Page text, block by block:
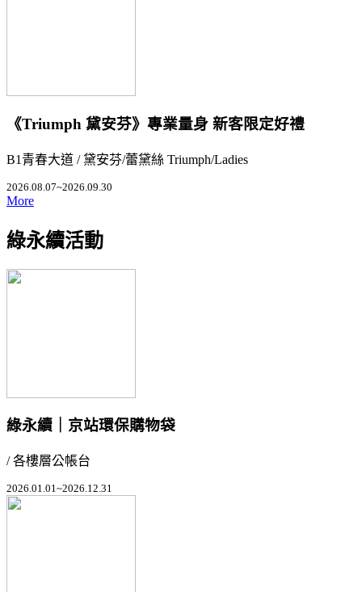
《Triumph 黛安芬》專業量身 新客限定好禮
B1青春大道 / 黛安芬/蕾黛絲 Triumph/Ladies
2026.08.07~2026.09.30
More
綠永續活動
綠永續｜京站環保購物袋
/ 各樓層公帳台
2026.01.01~2026.12.31